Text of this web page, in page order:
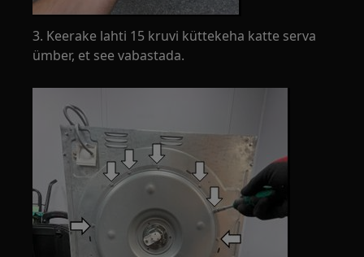
3. Keerake lahti 15 kruvi küttekeha katte serva
ümber, et see vabastada.